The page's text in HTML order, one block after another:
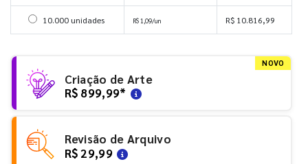
Selecionar 10000 unidades
10.000 unidades R$ 1,09/un R$ 10.816,99
NOVO
Criação de Arte
R$ 899,99*
Revisão de Arquivo
R$ 29,99